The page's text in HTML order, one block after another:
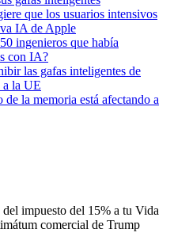
que los usuarios intensivos
IA de Apple
ingenieros que había
con IA?
las gafas inteligentes de
a la UE
la memoria está afectando a
impuesto del 15% a tu Vida
comercial de Trump